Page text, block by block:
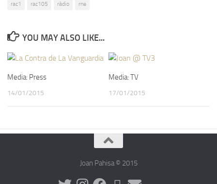
rac1
rac105 ràdio rne
YOU MAY ALSO LIKE...
Media: Press
14/01/2015
Media: TV
17/01/2015
Joan Pahisa © 2015